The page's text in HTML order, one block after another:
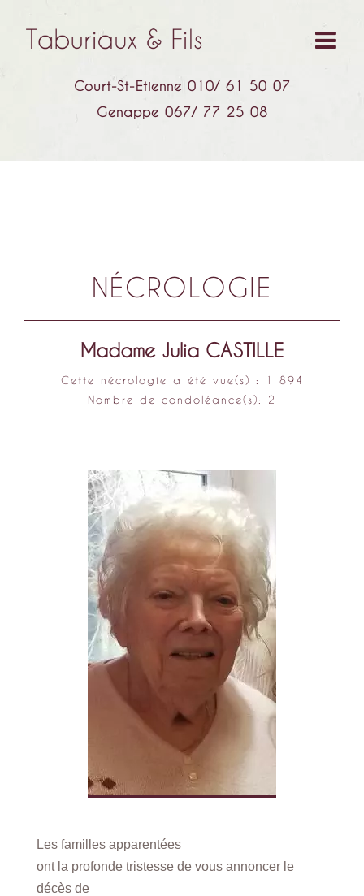
Court-St-Etienne 010/ 61 50 07
Genappe 067/ 77 25 08
NÉCROLOGIE
Madame Julia CASTILLE
Cette nécrologie a été vue(s) : 1 894
Nombre de condoléance(s): 2
Les familles apparentées
ont la profonde tristesse de vous annoncer le
décès de